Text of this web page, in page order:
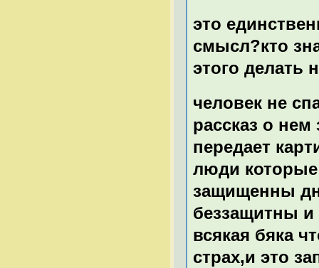
это
смысл?кто
этого делать
человек не
рассказ о нем
передает
люди
защищенны
беззащитны и
всякая бяка
страх,и это